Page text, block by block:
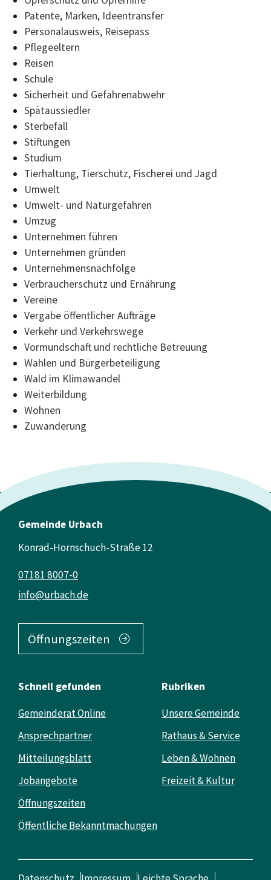
Patente, Marken, Ideentransfer
Personalausweis, Reisepass
Pflegeeltern
Reisen
Schule
Sicherheit und Gefahrenabwehr
Spätaussiedler
Sterbefall
Stiftungen
Studium
Tierhaltung, Tierschutz, Fischerei und Jagd
Umwelt
Umwelt- und Naturgefahren
Umzug
Unternehmen führen
Unternehmen gründen
Unternehmensnachfolge
Verbraucherschutz und Ernährung
Vereine
Vergabe öffentlicher Aufträge
Verkehr und Verkehrswege
Vormundschaft und rechtliche Betreuung
Wahlen und Bürgerbeteiligung
Wald im Klimawandel
Weiterbildung
Wohnen
Zuwanderung
Gemeinde Urbach
Konrad-Hornschuch-Straße 12
info@urbach.de
07181 8007-0
Öffnungszeiten
Schnell gefunden
Gemeinderat Online
Ansprechpartner
Mitteilungsblatt
Jobangebote
Öffnungszeiten
Öffentliche Bekanntmachungen
Rubriken
Unsere Gemeinde
Rathaus & Service
Leben & Wohnen
Freizeit & Kultur